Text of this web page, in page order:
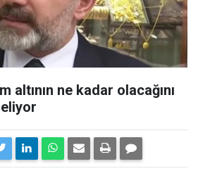
altının ne kadar olacağını